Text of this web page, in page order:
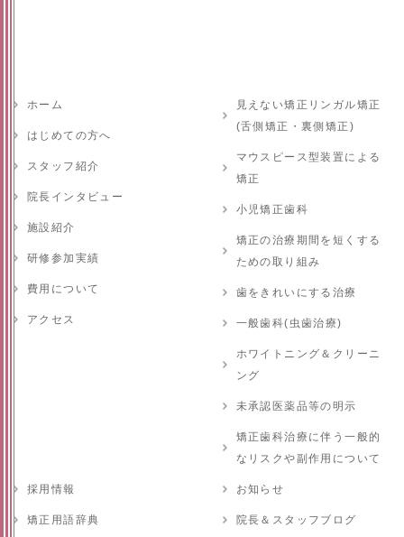
ホーム
はじめての方へ
スタッフ紹介
院長インタビュー
施設紹介
研修参加実績
費用について
アクセス
見えない矯正リンガル矯正
(舌側矯正・裏側矯正)
マウスピース型装置による
矯正
小児矯正歯科
矯正の治療期間を短くする
ための取り組み
歯をきれいにする治療
一般歯科(虫歯治療)
ホワイトニング＆クリーニ
ング
未承認医薬品等の明示
矯正歯科治療に伴う一般的
なリスクや副作用について
採用情報
矯正用語辞典
お知らせ
院長＆スタッフブログ